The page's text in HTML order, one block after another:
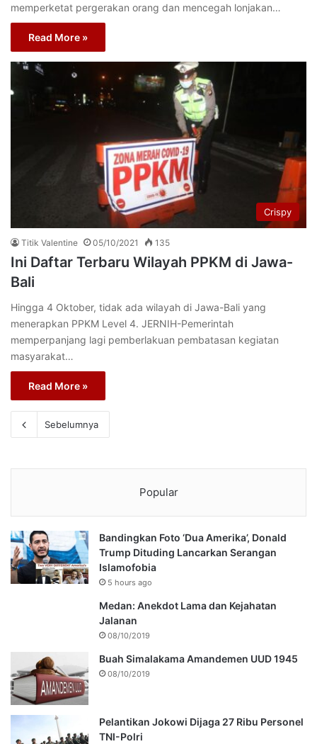
memperketat pergerakan orang dan mencegah lonjakan…
Read More »
Crispy
Titik Valentine 05/10/2021 135
Ini Daftar Terbaru Wilayah PPKM di Jawa-
Bali
Hingga 4 Oktober, tidak ada wilayah di Jawa-Bali yang
menerapkan PPKM Level 4. JERNIH-Pemerintah
memperpanjang lagi pemberlakuan pembatasan kegiatan
masyarakat…
Read More »
Sebelumnya
Popular
Bandingkan Foto ‘Dua Amerika’, Donald
Trump Dituding Lancarkan Serangan
Islamofobia
5 hours ago
Medan: Anekdot Lama dan Kejahatan
Jalanan
08/10/2019
Buah Simalakama Amandemen UUD 1945
08/10/2019
Pelantikan Jokowi Dijaga 27 Ribu Personel
TNI-Polri